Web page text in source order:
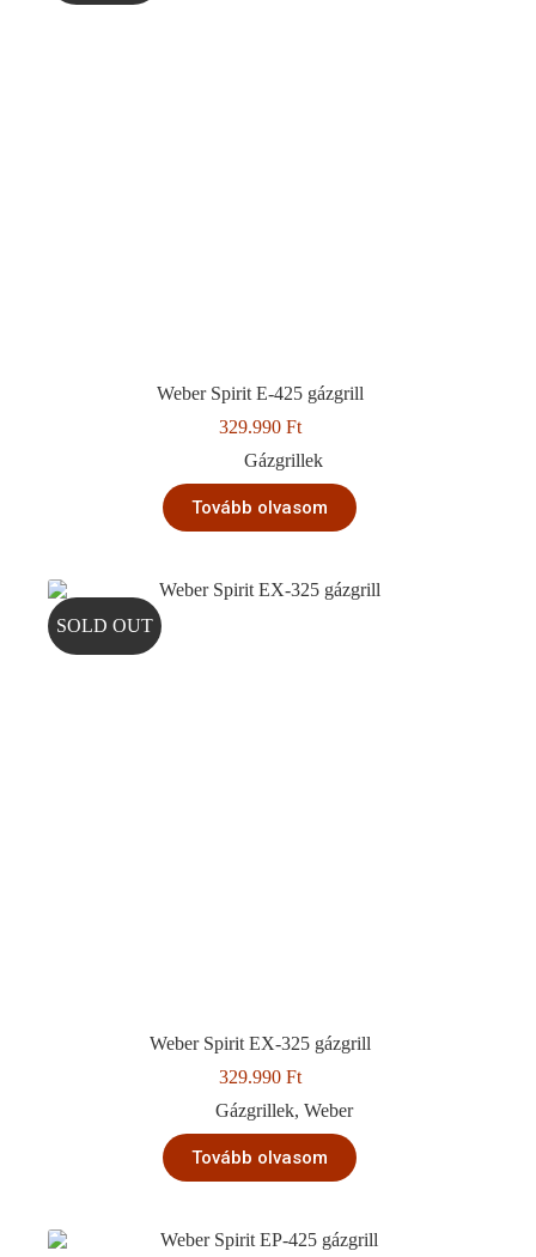
Weber Spirit E-425 gázgrill
329.990 Ft
Gázgrillek
Tovább olvasom
SOLD OUT
Weber Spirit EX-325 gázgrill
329.990 Ft
Gázgrillek, Weber
Tovább olvasom